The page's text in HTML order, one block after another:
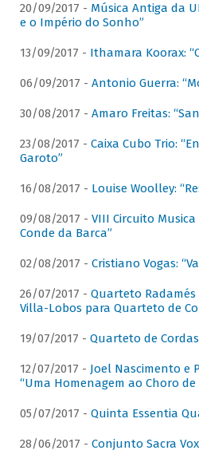
20/09/2017 - Música Antiga da
e o Império do Sonho”
13/09/2017 - Ithamara Koorax:
06/09/2017 - Antonio Guerra:
30/08/2017 - Amaro Freitas:
23/08/2017 - Caixa Cubo Trio:
Garoto”
16/08/2017 - Louise Woolley:
09/08/2017 - VIII Circuito
Conde da Barca”
02/08/2017 - Cristiano Vogas:
26/07/2017 - Quarteto
Villa-Lobos para Quarteto de
19/07/2017 - Quarteto de
12/07/2017 - Joel Nascimento e
“Uma Homenagem ao Choro de
05/07/2017 - Quinta Essentia
28/06/2017 - Conjunto Sacra